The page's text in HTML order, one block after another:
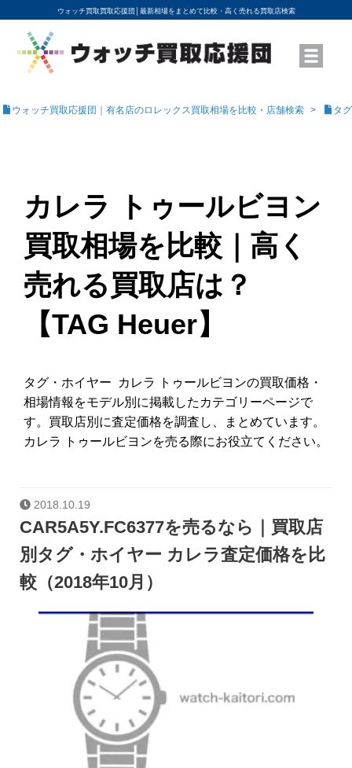
ウォッチ買取買取応援団│ 最新相場をまとめて比較・高く売れる買取店検索
YouTubeで動画を公開中
ROLEXモデル名から買取相場を調べる
高級時計ブランド名から買取相場を調べる
地域から買取店を探す
店舗名から買取店を探す
ブランド時計を高く売る方法
買取査定を依頼する
ウォッチ買取応援団｜有名店のロレックス買取相場を比較・店舗検索 タ
カレラ トゥールビヨン
買取相場を比較｜高く
売れる買取店は？
【TAG Heuer】
タグ・ホイヤー カレラ トゥールビヨンの買取価格・
相場情報をモデル別に掲載したカテゴリーページで
す。買取店別に査定価格を調査し、まとめています。
カレラ トゥールビヨンを売る際にお役立てください。
2018.10.19
CAR5A5Y.FC6377を売るなら｜買取店
別タグ・ホイヤー カレラ査定価格を比
較（2018年10月）